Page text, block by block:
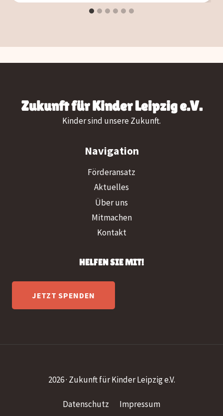
Zukunft für Kinder Leipzig e.V.
Kinder sind unsere Zukunft.
Navigation
Förderansatz
Aktuelles
Über uns
Mitmachen
Kontakt
HELFEN SIE MIT!
JETZT SPENDEN
2026 · Zukunft für Kinder Leipzig e.V.
Datenschutz Impressum